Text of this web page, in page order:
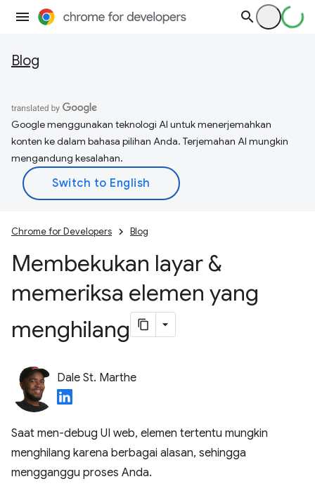
Blog
Google menggunakan teknologi AI untuk menerjemahkan
konten ke dalam bahasa pilihan Anda. Terjemahan AI mungkin
mengandung kesalahan.
Chrome for Developers Blog
Membekukan layar &
memeriksa elemen yang
menghilang
Dale St. Marthe
Saat men-debug UI web, elemen tertentu mungkin
menghilang karena berbagai alasan, sehingga
mengganggu proses Anda.